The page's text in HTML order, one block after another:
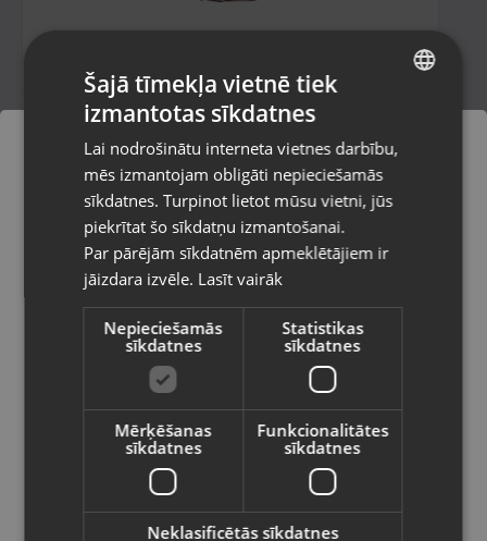
Cirkulārais zāģis AEG BKS18SBL
Rīga, Tilta iela 12
Stāvoklis Lietots (Garantija 6 mēneši)
150.00€
/mēn.
Milwaukee MCS 66
Pasūtījumi tiks piegādāti uz
izvēlēto valsti
Vietnes saturs būs attēlots izvēlētajā
valodā
Valsts
Latviešu / Latvian
RUSSIAN
Šajā tīmekļa vietnē tiek
izmantotas sīkdatnes
Lai nodrošinātu interneta vietnes darbību,
mēs izmantojam obligāti nepieciešamās
sīkdatnes. Turpinot lietot mūsu vietni, jūs
piekrītat šo sīkdatņu izmantošanai.
Par pārējām sīkdatnēm apmeklētājiem ir
jāizdara izvēle. Lasīt vairāk
Nepieciešamās
sīkdatnes
Statistikas
sīkdatnes
Mērķēšanas
sīkdatnes
Funkcionalitātes
sīkdatnes
Neklasificētās sīkdatnes